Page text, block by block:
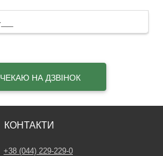
ЧЕКАЮ НА ДЗВІНОК
КОНТАКТИ
+38 (044) 229-229-0